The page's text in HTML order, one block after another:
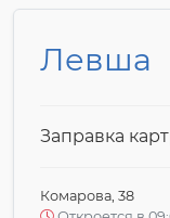
Левша
Заправка
Комарова, 38